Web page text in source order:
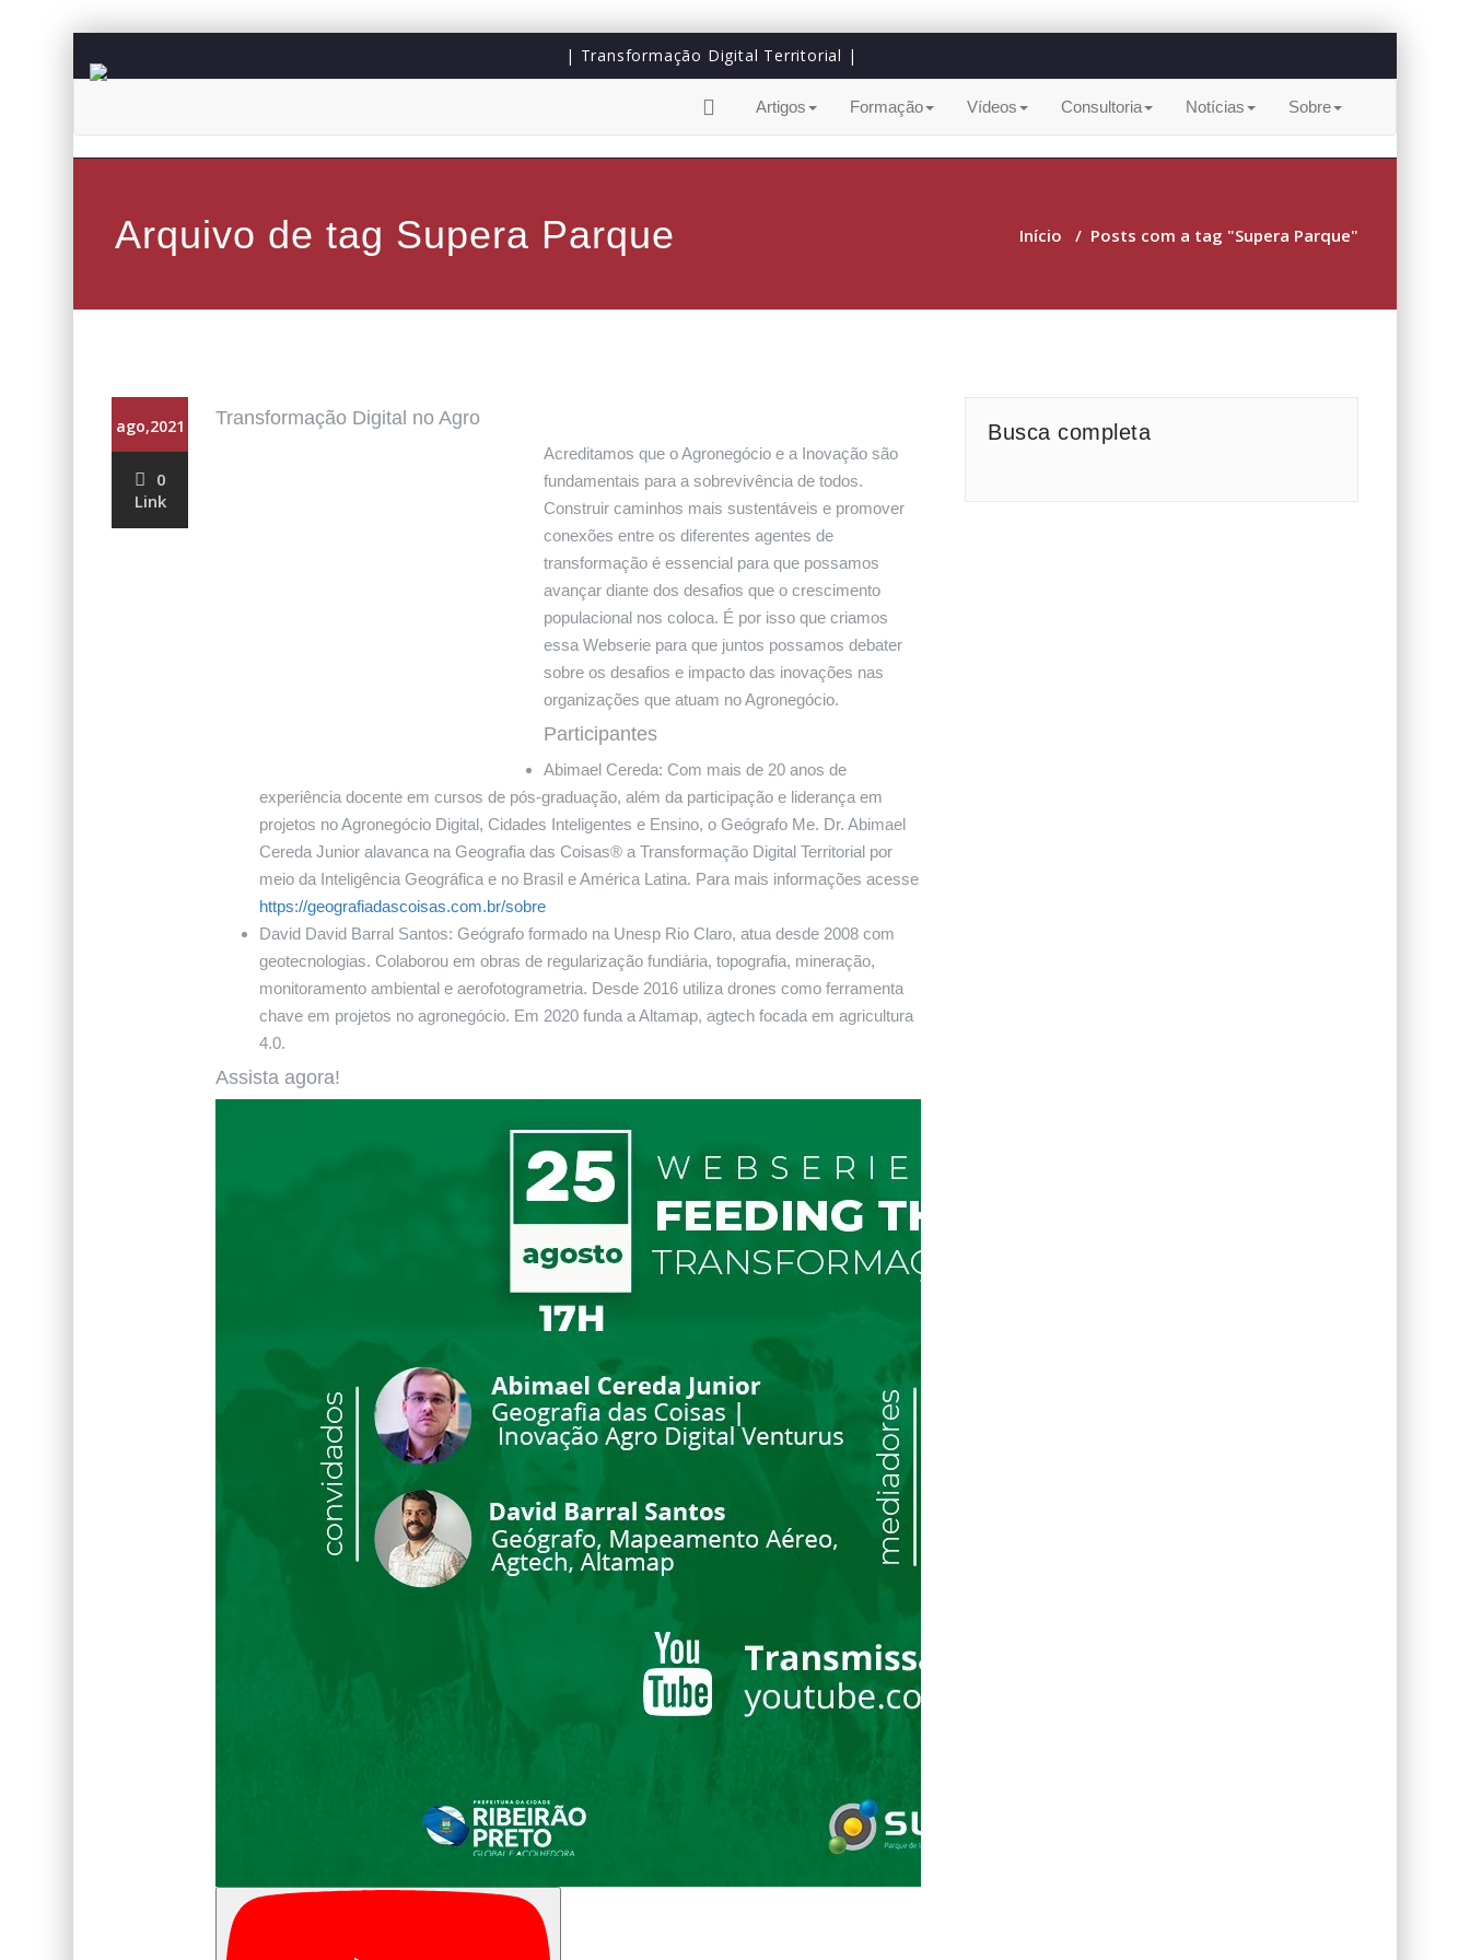
| Transformação Digital Territorial |
Artigos Formação Vídeos Consultoria Notícias Sobre
Arquivo de tag Supera Parque Início / Posts com a tag "Supera Parque"
ago,2021
0
Link
Transformação Digital no Agro
Acreditamos que o Agronegócio e a Inovação são
fundamentais para a sobrevivência de todos.
Construir caminhos mais sustentáveis e promover
conexões entre os diferentes agentes de
transformação é essencial para que possamos
avançar diante dos desafios que o crescimento
populacional nos coloca. É por isso que criamos
essa Webserie para que juntos possamos debater
sobre os desafios e impacto das inovações nas
organizações que atuam no Agronegócio.
Participantes
Abimael Cereda: Com mais de 20 anos de
experiência docente em cursos de pós-graduação, além da participação e liderança em
projetos no Agronegócio Digital, Cidades Inteligentes e Ensino, o Geógrafo Me. Dr. Abimael
Cereda Junior alavanca na Geografia das Coisas® a Transformação Digital Territorial por
meio da Inteligência Geográfica e no Brasil e América Latina. Para mais informações acesse
https://geografiadascoisas.com.br/sobre
David David Barral Santos: Geógrafo formado na Unesp Rio Claro, atua desde 2008 com
geotecnologias. Colaborou em obras de regularização fundiária, topografia, mineração,
monitoramento ambiental e aerofotogrametria. Desde 2016 utiliza drones como ferramenta
chave em projetos no agronegócio. Em 2020 funda a Altamap, agtech focada em agricultura
4.0.
Assista agora!
Busca completa